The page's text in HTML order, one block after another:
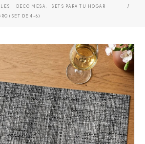
, DECO MESA ,
SETS PARA TU HOGAR
(SET DE 4-6)